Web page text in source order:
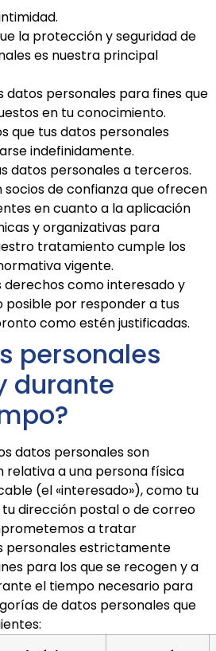
la protección y seguridad de
es nuestra principal
datos personales para fines que
en tu conocimiento.
que tus datos personales
indefinidamente.
datos personales a terceros.
socios de confianza que ofrecen
en cuanto a la aplicación
y organizativas para
tratamiento cumple los
vigente.
derechos como interesado y
posible por responder a tus
como estén justificadas.
personales
durante
datos personales son
relativa a una persona física
(el «interesado»), como tu
dirección postal o de correo
a tratar
personales estrictamente
para los que se recogen y a
el tiempo necesario para
de datos personales que